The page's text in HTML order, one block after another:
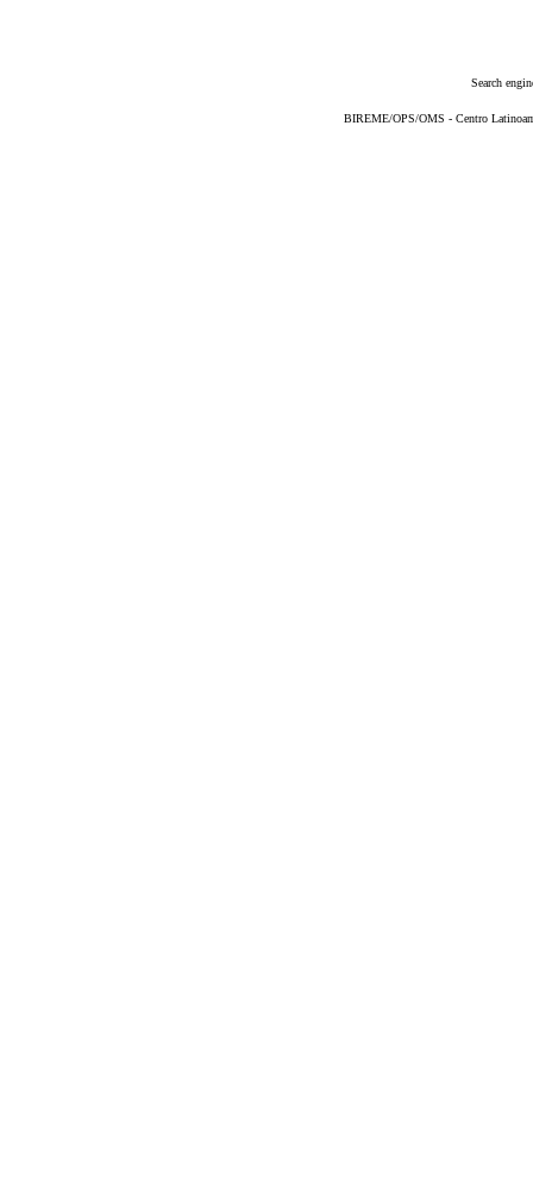
Search
BIREME/OPS/OMS - Centro